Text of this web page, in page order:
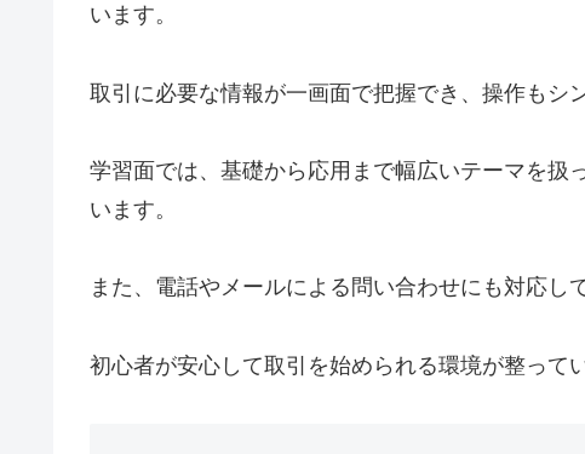
います。
取引に必要な情報が一画面で把握でき、操作もシ
学習面では、基礎から応用まで幅広いテーマを扱
います。
また、電話やメールによる問い合わせにも対応し
初心者が安心して取引を始められる環境が整って